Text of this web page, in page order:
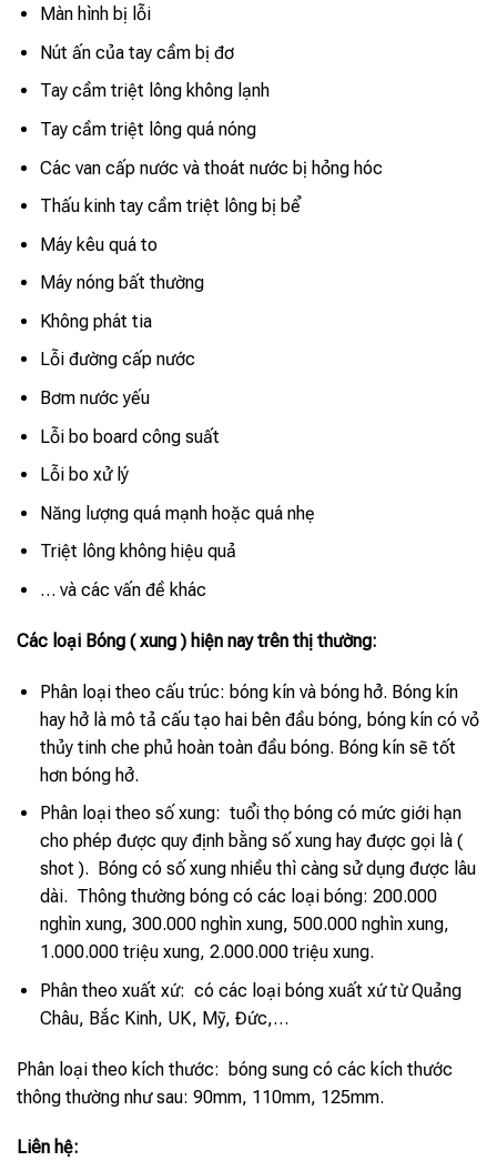
Màn hình bị lỗi
Nút ấn của tay cầm bị đơ
Tay cầm triệt lông không lạnh
Tay cầm triệt lông quá nóng
Các van cấp nước và thoát nước bị hỏng hóc
Thấu kinh tay cầm triệt lông bị bể
Máy kêu quá to
Máy nóng bất thường
Không phát tia
Lỗi đường cấp nước
Bơm nước yếu
Lỗi bo board công suất
Lỗi bo xử lý
Năng lượng quá mạnh hoặc quá nhẹ
Triệt lông không hiệu quả
… và các vấn đề khác
Các loại Bóng ( xung ) hiện nay trên thị thường:
Phân loại theo cấu trúc: bóng kín và bóng hở. Bóng kín
hay hở là mô tả cấu tạo hai bên đầu bóng, bóng kín có vỏ
thủy tinh che phủ hoàn toàn đầu bóng. Bóng kín sẽ tốt
hơn bóng hở.
Phân loại theo số xung: tuổi thọ bóng có mức giới hạn
cho phép được quy định bằng số xung hay được gọi là (
shot ). Bóng có số xung nhiều thì càng sử dụng được lâu
dài. Thông thường bóng có các loại bóng: 200.000
nghìn xung, 300.000 nghìn xung, 500.000 nghìn xung,
1.000.000 triệu xung, 2.000.000 triệu xung.
Phân theo xuất xứ: có các loại bóng xuất xứ từ Quảng
Châu, Bắc Kinh, UK, Mỹ, Đức,…
Phân loại theo kích thước: bóng sung có các kích thước
thông thường như sau: 90mm, 110mm, 125mm.
Liên hệ: